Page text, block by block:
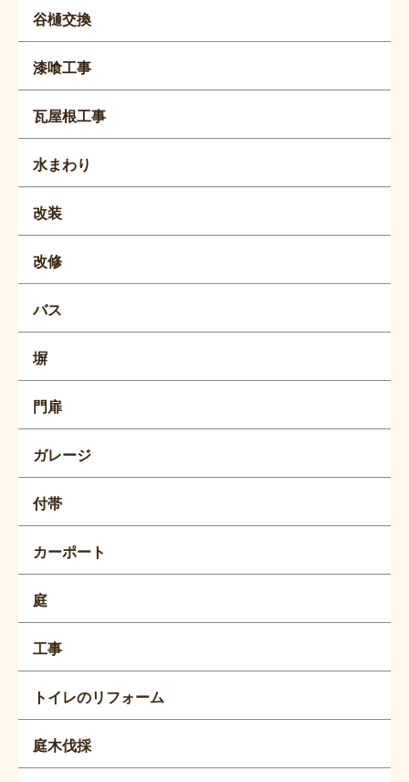
谷樋交換
漆喰工事
瓦屋根工事
水まわり
改装
改修
バス
塀
門扉
ガレージ
付帯
カーポート
庭
工事
トイレのリフォーム
庭木伐採